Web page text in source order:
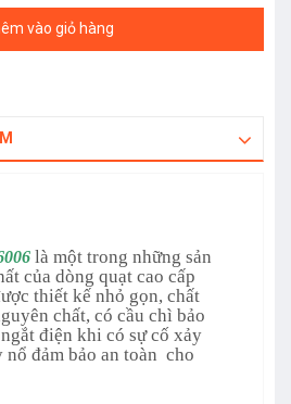
vào giỏ hàng
là một trong những sản
của dòng quạt cao cấp
thiết kế nhỏ gọn, chất
chất, có cầu chì bảo
điện khi có sự cố xảy
nổ đảm bảo an toàn cho